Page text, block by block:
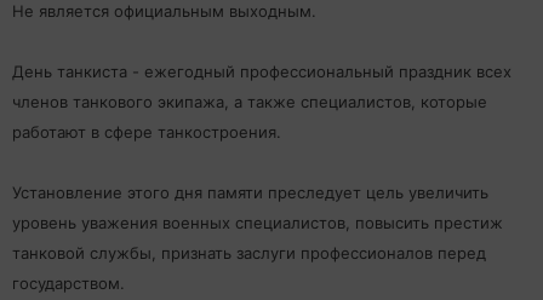
Не является официальным выходным.
День танкиста - ежегодный профессиональный праздник всех
членов танкового экипажа, а также специалистов, которые
работают в сфере танкостроения.
Установление этого дня памяти преследует цель увеличить
уровень уважения военных специалистов, повысить престиж
танковой службы, признать заслуги профессионалов перед
государством.